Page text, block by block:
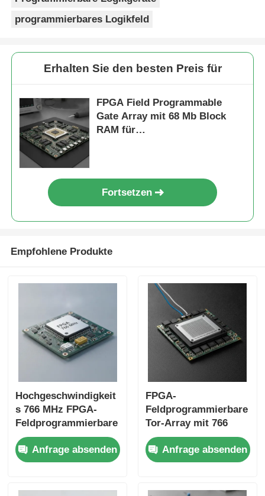
programmierbares Logikfeld
Erhalten Sie den besten Preis für
FPGA Field Programmable
Gate Array mit 68 Mb Block
RAM für
Fortsetzen
Empfohlene Produkte
Hochgeschwindigkeit
s 766 MHz FPGA-
Feldprogrammierbare
Tor-Array mit 22uF-
Tantalkondensator
und 6 Mikrosekunden
Anfrage absenden
FPGA-
Feldprogrammierbare
Tor-Array mit 766
MHz Höchst-
Uhrfrequenz 229 Kbit
Verteilte RAM und 2-
Anfrage absenden